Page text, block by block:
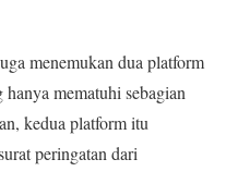
menemukan dua platform
mematuhi sebagian
kedua platform itu
peringatan dari